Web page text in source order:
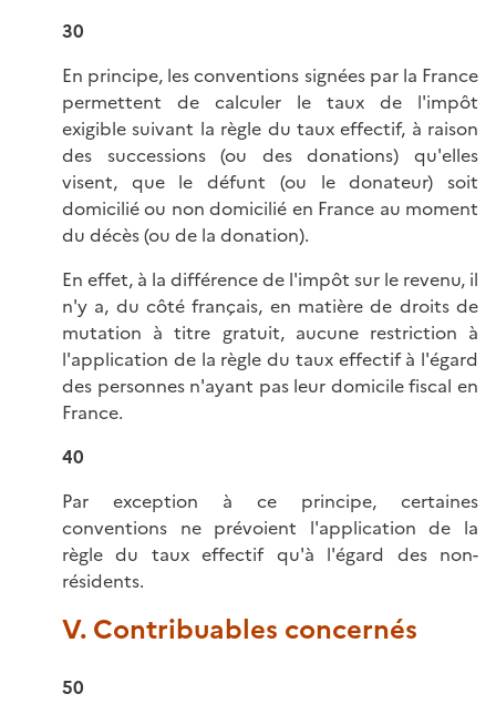
30
En principe, les conventions signées par la France
permettent de calculer le taux de l'impôt
exigible suivant la règle du taux effectif, à raison
des successions (ou des donations) qu'elles
visent, que le défunt (ou le donateur) soit
domicilié ou non domicilié en France au moment
du décès (ou de la donation).
En effet, à la différence de l'impôt sur le revenu, il
n'y a, du côté français, en matière de droits de
mutation à titre gratuit, aucune restriction à
l'application de la règle du taux effectif à l'égard
des personnes n'ayant pas leur domicile fiscal en
France.
40
Par exception à ce principe, certaines
conventions ne prévoient l'application de la
règle du taux effectif qu'à l'égard des non-
résidents.
V. Contribuables concernés
50